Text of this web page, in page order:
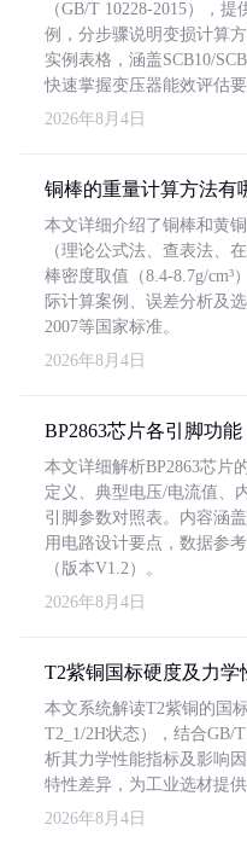
（GB/T 10228-2015），
例，分步骤说明变损计算
实例表格，涵盖SCB10/
快速掌握变压器能效评估要
2026年8月4日
铜棒的重量计算方法有
本文详细介绍了铜棒和黄
（理论公式法、查表法、
棒密度取值（8.4-8.7g/cm³
际计算案例、误差分析及
2007等国家标准。
2026年8月4日
BP2863芯片各引脚功能
本文详细解析BP2863芯片
定义、典型电压/电流值、
引脚参数对照表。内容涵
用电路设计要点，数据参
（版本V1.2）。
2026年8月4日
T2紫铜国标硬度及力学
本文系统解读T2紫铜的国
T2_1/2H状态），结合GB/
析其力学性能指标及影响
特性差异，为工业选材提供
2026年8月4日